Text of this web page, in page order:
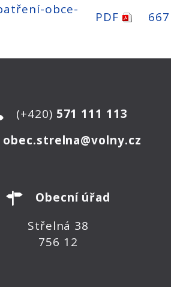
obce-
PDF
(+420) 571 111 113
obec.strelna@volny.cz
Obecní úřad
Střelná 38
756 12